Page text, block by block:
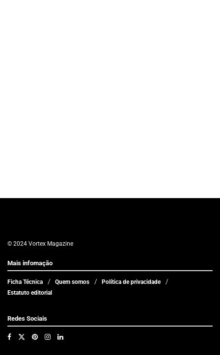
© 2024 Vortex Magazine
Mais infomação
Ficha Técnica Quem somos
Política de privacidade
Estatuto editorial
Redes Sociais